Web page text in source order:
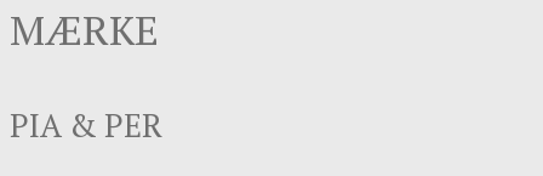
MÆRKE
PIA & PER